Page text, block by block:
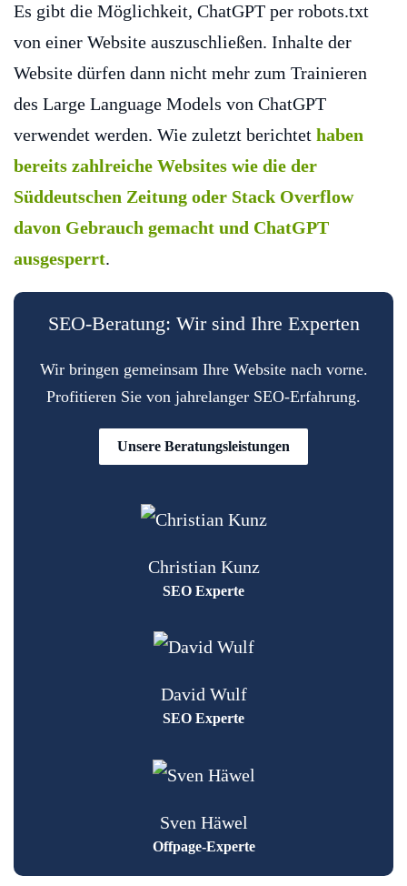
Es gibt die Möglichkeit, ChatGPT per robots.txt
von einer Website auszuschließen. Inhalte der
Website dürfen dann nicht mehr zum Trainieren
des Large Language Models von ChatGPT
verwendet werden. Wie zuletzt berichtet haben
bereits zahlreiche Websites wie die der
Süddeutschen Zeitung oder Stack Overflow
davon Gebrauch gemacht und ChatGPT
ausgesperrt.
SEO-Beratung: Wir sind Ihre Experten
Wir bringen gemeinsam Ihre Website nach vorne.
Profitieren Sie von jahrelanger SEO-Erfahrung.
Unsere Beratungsleistungen
Christian Kunz
SEO Experte
David Wulf
SEO Experte
Sven Häwel
Offpage-Experte